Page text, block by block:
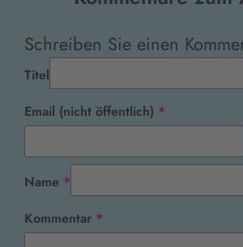
Schreiben Sie einen
Titel
Email (nicht öffentlich) *
Name *
Kommentar *